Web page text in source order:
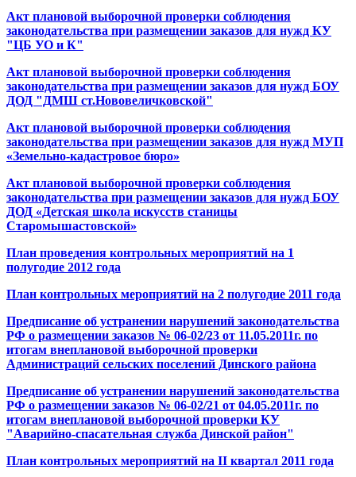
Акт плановой выборочной проверки соблюдения
законодательства при размещении заказов для нужд КУ
"ЦБ УО и К"
Акт плановой выборочной проверки соблюдения
законодательства при размещении заказов для нужд БОУ
ДОД "ДМШ ст.Нововеличковской"
Акт плановой выборочной проверки соблюдения
законодательства при размещении заказов для нужд МУП
«Земельно-кадастровое бюро»
Акт плановой выборочной проверки соблюдения
законодательства при размещении заказов для нужд БОУ
ДОД «Детская школа искусств станицы
Старомышастовской»
План проведения контрольных мероприятий на 1
полугодие 2012 года
План контрольных мероприятий на 2 полугодие 2011 года
Предписание об устранении нарушений законодательства
РФ о размещении заказов № 06-02/23 от 11.05.2011г. по
итогам внеплановой выборочной проверки
Администраций сельских поселений Динского района
Предписание об устранении нарушений законодательства
РФ о размещении заказов № 06-02/21 от 04.05.2011г. по
итогам внеплановой выборочной проверки КУ
"Аварийно-спасательная служба Динской район"
План контрольных мероприятий на II квартал 2011 года